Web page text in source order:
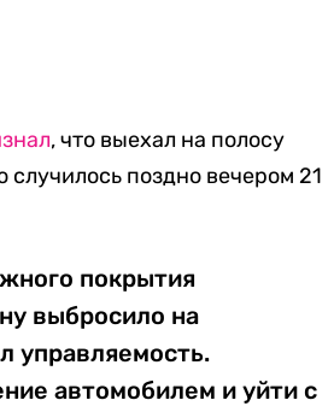
, что выехал на полосу
поздно вечером 21
покрытия
выбросило на
управляемость.
автомобилем и уйти с